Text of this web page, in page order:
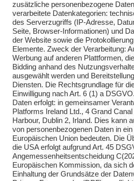
Impressum
Impressum
Kontakt
Kontakt
Brandsicherheitswache
Brandsicherheitswache
zusätzliche personenbezogene
verarbeitete Datenkategorien:
des Serverzugriffs (IP-Adresse,
Seite, Browser-Informationen) und
der Website sowie die
Elemente. Zweck der Verarbeitung:
Werbung auf anderen Plattformen,
Bidding anhand des
ausgewählt werden und
Diensten. Die Rechtsgrundlage für
Einwilligung nach Art. 6 (1) a
Daten erfolgt: in gemeinsamer
Platforms Ireland Ltd., 4 Grand
Harbour, Dublin 2, Irland. Dies kann
von personenbezogenen Daten in
Europäischen Union bedeuten. Die
die USA erfolgt aufgrund Art. 45
Angemessenheitsentscheidung
Europäischen Kommission, da sich
Einhaltung der Grundsätze der